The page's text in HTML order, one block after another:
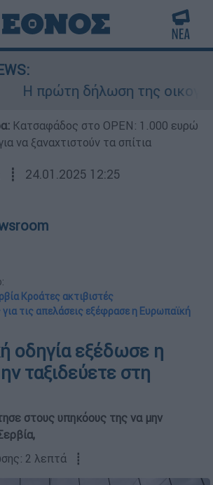
πρώτη δήλωση της
Κατσαφάδος στο OPEN: 1.000 ευρώ
να ξαναχτιστούν τα σπίτια
┋ 24.01.2025 12:25
Κροάτες ακτιβιστές
για τις απελάσεις εξέφρασε η Ευρωπαϊκή
οδηγία εξέδωσε η
ταξιδεύετε στη
στους υπηκόους της να μην
2 λεπτά ┋